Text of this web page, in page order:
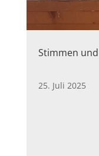
Stimmen
25. Juli 2025